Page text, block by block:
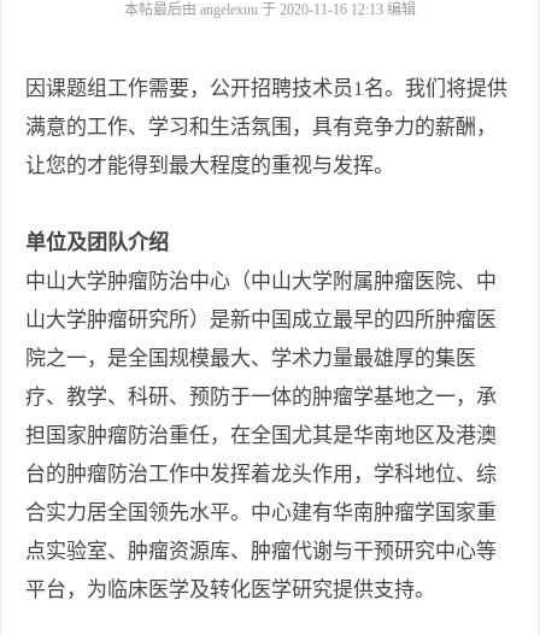
本帖最后由 angelexuu 于 2020-11-16 12:13 编辑
因课题组工作需要，公开招聘技术员1名。我们将提供
满意的工作、学习和生活氛围，具有竞争力的薪酬，
让您的才能得到最大程度的重视与发挥。
单位及团队介绍
中山大学肿瘤防治中心（中山大学附属肿瘤医院、中
山大学肿瘤研究所）是新中国成立最早的四所肿瘤医
院之一，是全国规模最大、学术力量最雄厚的集医
疗、教学、科研、预防于一体的肿瘤学基地之一，承
担国家肿瘤防治重任，在全国尤其是华南地区及港澳
台的肿瘤防治工作中发挥着龙头作用，学科地位、综
合实力居全国领先水平。中心建有华南肿瘤学国家重
点实验室、肿瘤资源库、肿瘤代谢与干预研究中心等
平台，为临床医学及转化医学研究提供支持。